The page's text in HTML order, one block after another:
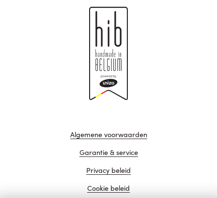
Algemene voorwaarden
Garantie & service
Privacy beleid
Cookie beleid